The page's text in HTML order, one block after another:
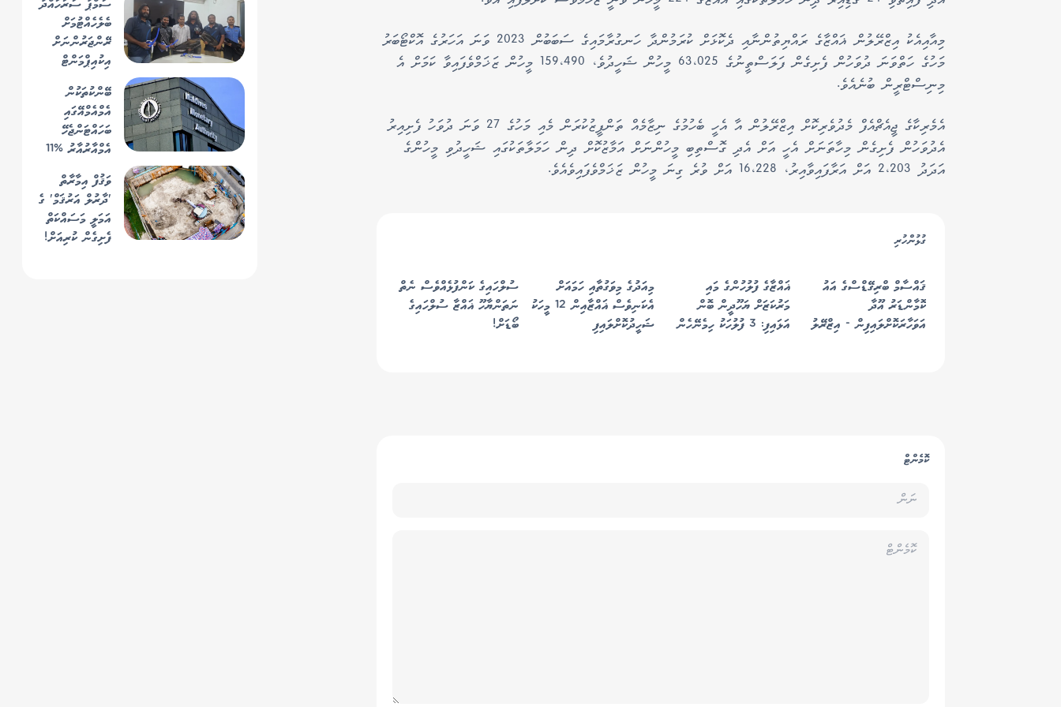
މިއާއިއެކު އިޒްރޭލުން ޣައްޒާގެ ރައްޔިތުންނާއި ދެކޮޅަށް ކުރަމުންދާ ހަނގުރާމައިގެ ސަބަބުން 2023 ވަނަ އަހަރުގެ އޮކްޓޯބަރު
މަހުގެ ހަތްވަނަ ދުވަހުން ފެށިގެން ފަލަސްތީނުގެ 63،025 މީހުން ޝަހީދުވެ، 159،490 މީހުން ޒަޚަމްވެފައިވާ ކަމަށް އެ
މިނިސްޓްރީން ބުނެއެވެ.
އެމެރިކާގެ ޖީއެޗްއެފް މެދުވެރިކޮށް އިޒްރޭލުން އާ އެހީ ބެހުމުގެ ނިޒާމެއް ތަންފީޒުކުރަން މެއި މަހުގެ 27 ވަނަ ދުވަހު ފެށިއިރު
އެދުވަހުން ފެށިގެން މިހާތަނަށް އެހީ އަށް އެދި ގޮސްތިބި މީހުންނަށް އަމާޒުކޮށް ދިން ހަމަލާތަކުގައި ޝަހީދުވި މީހުންގެ
އަދަދު 2،203 އަށް އަރާފައިވާއިރު، 16،228 އަށް ވުރެ ގިނަ މީހުން ޒަޚަމްވެފައިވެއެވެ.
ކޮމެންޓް
ގުޅުންހުރި
ޤައްސާމް ބްރިގޭޑްސްގެ އައު
ކޮމާންޑަރު އޫދާ
އަވަހާރަކޮށްލައިފިން - އިޒްރޭލު
ޣައްޒާގެ ފުލުހުންގެ މައި
މަރުކަޒަށް ޔަހޫދީން ބޮން
އަޅައިފި: 3 ފުލުހަކު ހިމެނޭހެން
މިއަދުގެ މިވަގުތާއި ހަމައަށް
އެކަނިވެސް ޣައްޒާއިން 12 މީހަކު
ޝަހީދުކޮށްލައިފި
ސުލްހައިގެ ކަންފުޅެއްވެސް ނެތް
ނަތަންޔާހޫ ޣައްޒާ ސުލްހައިގެ
ބޯޑަށް!
ސަމްޕާ ސަރަހައްދު
ބެލެހެއްޓުމަށް
ރޭންޖަރުންނަށް
އިކުއިޕްމަންޓް
ދޭން ފަށައިފި
ބޭންކުތަކުން
އެމްއެމްއޭގައި
ބަހައްޓަންޖެހޭ
އެމްއާރުއާރު %11
އަންނަ އަހަރު
%13 އަށް
ބޮޑުކުރަނީ
ވަޤުފް އިމާރާތް
'ދާރުލް އަރުޤަމް' ގެ
އަމަލީ މަސައްކަތް
ފެށިގެން ކުރިއަށް!